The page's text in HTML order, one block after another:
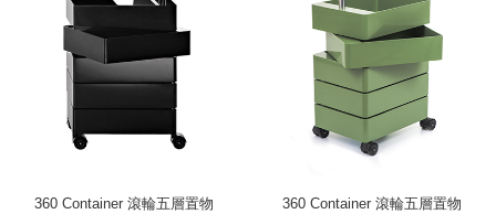
360 Container 滾輪五層置物
360 Container 滾輪五層置物